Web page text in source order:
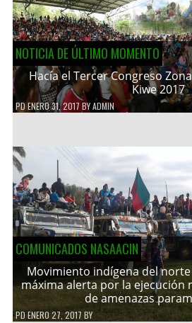
NOTICIA DE ÚLTIMO MOMENTO
Hacía el Tercer Congreso
Kiwe 2017
PDENERO 31, 2017 BYADMIN
COMUNICADOS NASAACIN
Movimiento indígena del norte
máxima alerta por la ejecución
de amenazas
PDENERO 27, 2017 BY